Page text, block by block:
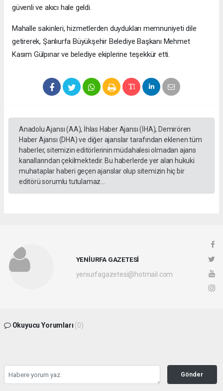
güvenli ve akıcı hale geldi.
Mahalle sakinleri, hizmetlerden duydukları memnuniyeti dile
getirerek, Şanlıurfa Büyükşehir Belediye Başkanı Mehmet
Kasım Gülpınar ve belediye ekiplerine teşekkür etti.
Anadolu Ajansı (AA), İhlas Haber Ajansı (İHA), Demirören
Haber Ajansı (DHA) ve diğer ajanslar tarafından eklenen tüm
haberler, sitemizin editörlerinin müdahalesi olmadan ajans
kanallarından çekilmektedir. Bu haberlerde yer alan hukuki
muhataplar haberi geçen ajanslar olup sitemizin hiç bir
editörü sorumlu tutulamaz...
YENİURFA GAZETESİ
yeniurfagazetesi@hotmail.com
Okuyucu Yorumları (0)
Gönder